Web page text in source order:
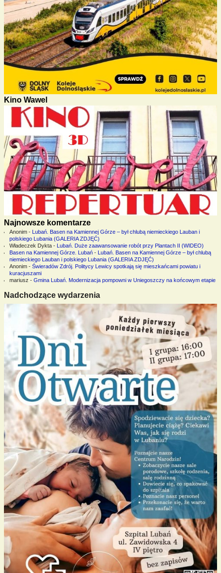
Kino Wawel
Najnowsze komentarze
Anonim- Lubań. Basen na Kamiennej Górze – był chlubą niemieckiego Lauban i
polskiego Lubania (GALERIA ZDJĘĆ)
Władeczek Dykta- Lubań. Duże zaawansowanie robót przy Plantach II (WIDEO)
Basen na Kamiennej Górze. Lubań- Lubań. Basen na Kamiennej Górze – był chlubą
niemieckiego Lauban i polskiego Lubania (GALERIA ZDJĘĆ)
Anonim- Świeradów Zdrój. Politycy Lewicy spotkają się mieszkańcami powiatu i
kuracjuszami
mariusz - Gmina Lubań. Modernizacja pompowni w Uniegoszczy na końcowym etapie
Nadchodzące wydarzenia